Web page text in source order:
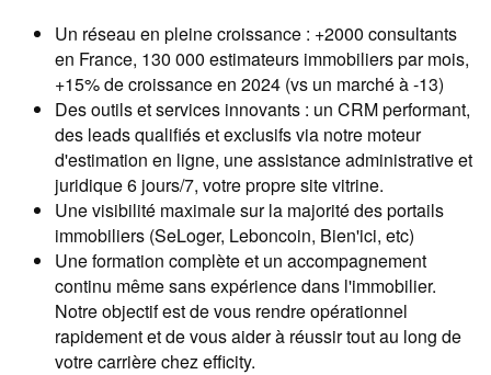
Un réseau en pleine croissance : +2000 consultants
en France, 130 000 estimateurs immobiliers par mois,
+15% de croissance en 2024 (vs un marché à -13)
Des outils et services innovants : un CRM performant,
des leads qualifiés et exclusifs via notre moteur
d'estimation en ligne, une assistance administrative et
juridique 6 jours/7, votre propre site vitrine.
Une visibilité maximale sur la majorité des portails
immobiliers (SeLoger, Leboncoin, Bien'ici, etc)
Une formation complète et un accompagnement
continu même sans expérience dans l'immobilier.
Notre objectif est de vous rendre opérationnel
rapidement et de vous aider à réussir tout au long de
votre carrière chez efficity.